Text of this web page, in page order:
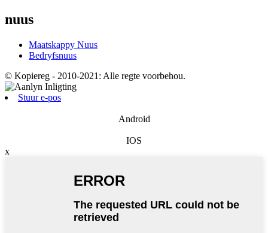
nuus
Maatskappy Nuus
Bedryfsnuus
© Kopiereg - 2010-2021: Alle regte voorbehou.
Stuur e-pos
Android
IOS
x